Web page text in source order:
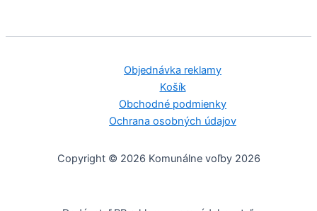
Objednávka reklamy
Košík
Obchodné podmienky
Ochrana osobných údajov
Copyright © 2026 Komunálne voľby 2026